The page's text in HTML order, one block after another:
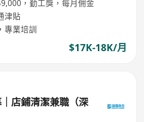
，勤工獎，每月佣金
津貼
專業培訓
$17K-18K/月
店鋪清潔兼職（深